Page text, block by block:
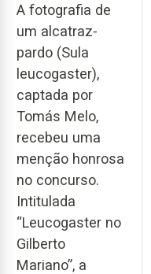
A fotografia de
um alcatraz-
pardo (Sula
leucogaster),
captada por
Tomás Melo,
recebeu uma
menção honrosa
no concurso.
Intitulada
“Leucogaster no
Gilberto
Mariano”, a